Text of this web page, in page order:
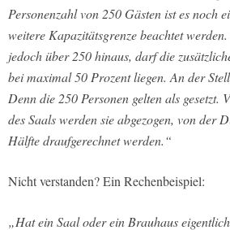
Personenzahl von 250 Gästen ist es noch
weitere Kapazitätsgrenze beachtet
jedoch über 250 hinaus, darf die
bei maximal 50 Prozent liegen. An der
Denn die 250 Personen gelten als gesetzt.
des Saals werden sie abgezogen, von der
Hälfte draufgerechnet werden.“
Nicht verstanden? Ein Rechenbeispiel:
„Hat ein Saal oder ein Brauhaus